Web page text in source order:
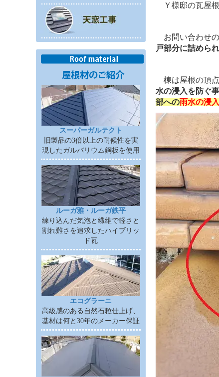
スーパーガルテクト
旧製品の3倍以上の耐候性を実
現したガルバリウム鋼板を使用
ルーガ雅・ルーガ鉄平
練り込んだ気泡と繊維で軽さと
割れ難さを追求したハイブリッ
ド瓦
エコグラーニ
高級感のある自然石粒仕上げ、
基材は何と30年のメーカー保証
Ｙ様邸の瓦屋
お問い合わせ
戸部分に詰めら
棟は屋根の頂
水の浸入を防ぐ
部への雨水の浸入